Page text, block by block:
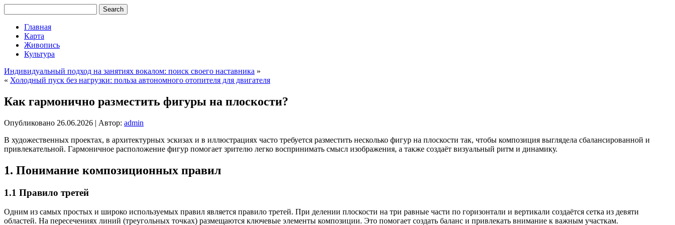
Главная
Карта
Живопись
Культура
Индивидуальный подход на занятиях вокалом: поиск своего наставника »
« Холодный пуск без нагрузки: польза автономного отопителя для двигателя
Как гармонично разместить фигуры на плоскости?
Опубликовано 26.06.2026 | Автор: admin
В художественных проектах, в архитектурных эскизах и в иллюстрациях часто требуется разместить несколько фигур на плоскости так, чтобы композиция выглядела сбалансированной и
привлекательной. Гармоничное расположение фигур помогает зрителю легко воспринимать смысл изображения, а также создаёт визуальный ритм и динамику.
1. Понимание композиционных правил
1.1 Правило третей
Одним из самых простых и широко используемых правил является правило третей. При делении плоскости на три равные части по горизонтали и вертикали создаётся сетка из девяти
областей. На пересечениях линий (треугольных точках) размещаются ключевые элементы композиции. Это помогает создать баланс и привлекать внимание к важным участкам.